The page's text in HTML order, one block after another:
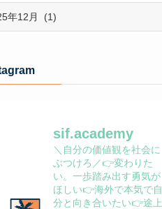
sif.academy
＼自分の価値観を社会に
ぶつけろ／👉変わりた
い。一歩踏み出す勇気が
ほしい👉海外で本気で自
分と向き合いたい👉途上